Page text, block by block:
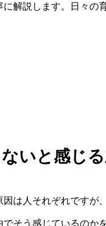
解説します。日々の
いと感じ
は人それぞれですが
そう感じているのか